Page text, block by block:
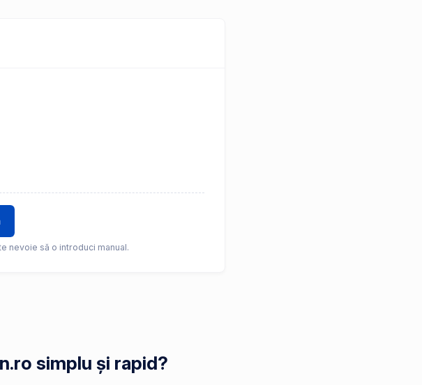
nevoie să o introduci manual.
simplu și rapid?